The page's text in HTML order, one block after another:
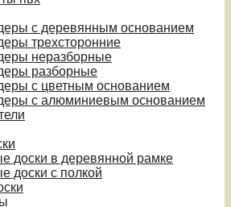
с деревянным основанием
трехсторонние
неразборные
разборные
с цветным основанием
с алюминиевым основанием
доски в деревянной рамке
доски с полкой